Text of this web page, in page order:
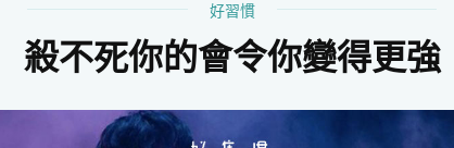
好習慣
殺不死你的會令你變得更強